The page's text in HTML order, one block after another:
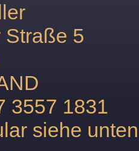
Straße 5
3557 1831
siehe unten